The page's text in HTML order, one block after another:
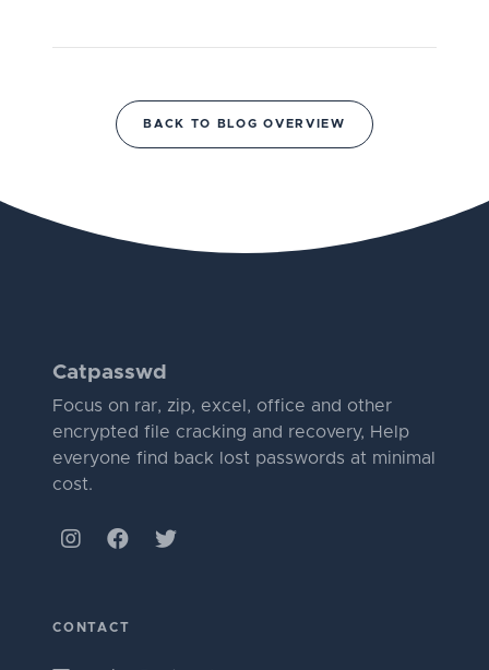
BACK TO BLOG OVERVIEW
Catpasswd
Focus on rar, zip, excel, office and other
encrypted file cracking and recovery, Help
everyone find back lost passwords at minimal
cost.
CONTACT